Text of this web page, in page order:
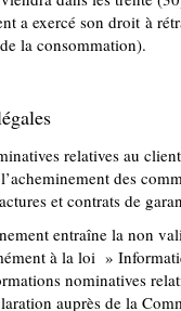
a exercé son droit à
la consommation).
relatives au
des
et contrats de
entraîne la non
à la loi »
nominatives
auprès de la